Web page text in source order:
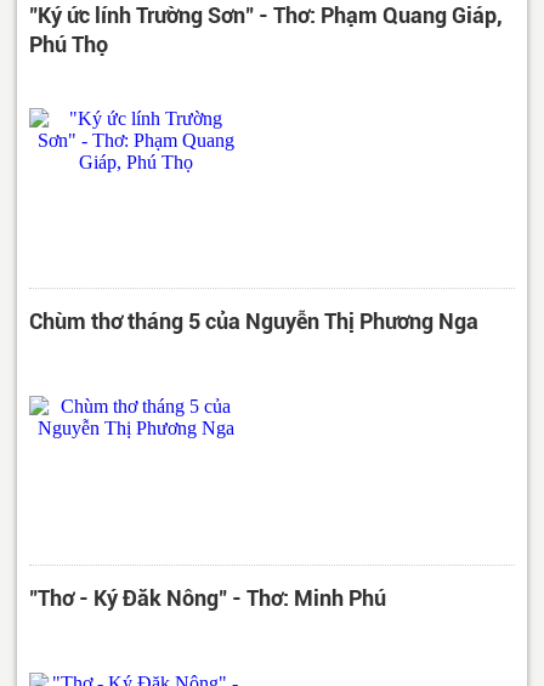
"Ký ức lính Trường Sơn" - Thơ: Phạm Quang Giáp,
Phú Thọ
Chùm thơ tháng 5 của Nguyễn Thị Phương Nga
"Thơ - Ký Đăk Nông" - Thơ: Minh Phú